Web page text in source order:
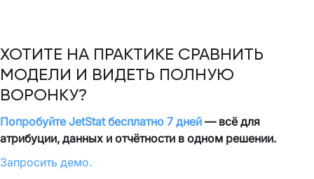
ХОТИТЕ НА ПРАКТИКЕ СРАВНИТЬ
МОДЕЛИ И ВИДЕТЬ ПОЛНУЮ
ВОРОНКУ?
Попробуйте JetStat бесплатно 7 дней — всё для
атрибуции, данных и отчётности в одном решении.
Запросить демо.